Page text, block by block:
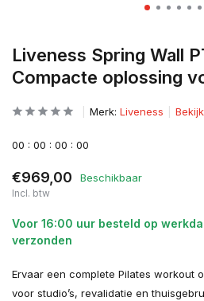
Liveness Spring Wall
Compacte oplossing
Merk: Liveness
00 : 00 : 00 : 00
€969,00 Beschikbaar
Incl. btw
Voor 16:00 uur besteld op
verzonden
Ervaar een complete Pilates workout
voor studio’s, revalidatie en